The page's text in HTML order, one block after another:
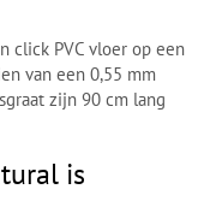
click PVC vloer op een
van een 0,55 mm
zijn 90 cm lang
is